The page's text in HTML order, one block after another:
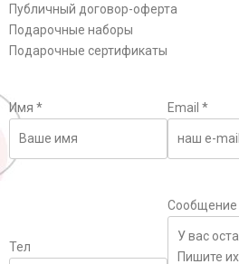
Публичный договор-оферта
Подарочные наборы
Подарочные сертификаты
Имя * Email *
Тел
Сообщение